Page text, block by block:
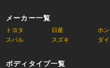
メーカー一覧
トヨタ 日産 ホ
スバル
スズキ ダ
ボディタイプ一覧